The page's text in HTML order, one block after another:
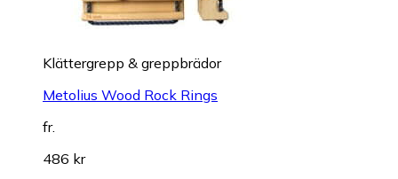
Klättergrepp & greppbrädor
Metolius Wood Rock Rings
fr.
486 kr